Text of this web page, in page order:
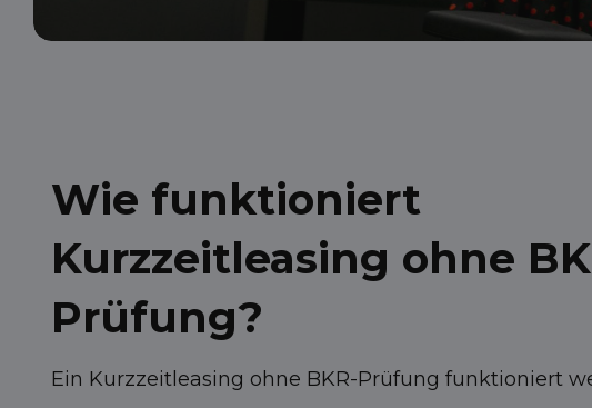
Wie funktioniert
Kurzzeitleasing ohne
Prüfung?
Ein Kurzzeitleasing ohne BKR-Prüfung funktioniert